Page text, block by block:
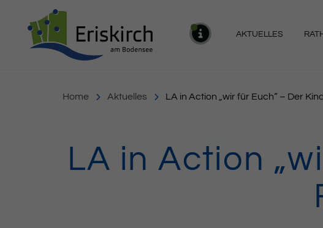
AKTUELLES
Home Aktuelles LA in Action „wir für Euch“ – Der
LA in Action